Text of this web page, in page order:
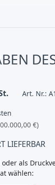
Art. Nr.:
€)
LIEFERBAR
als
wählen: